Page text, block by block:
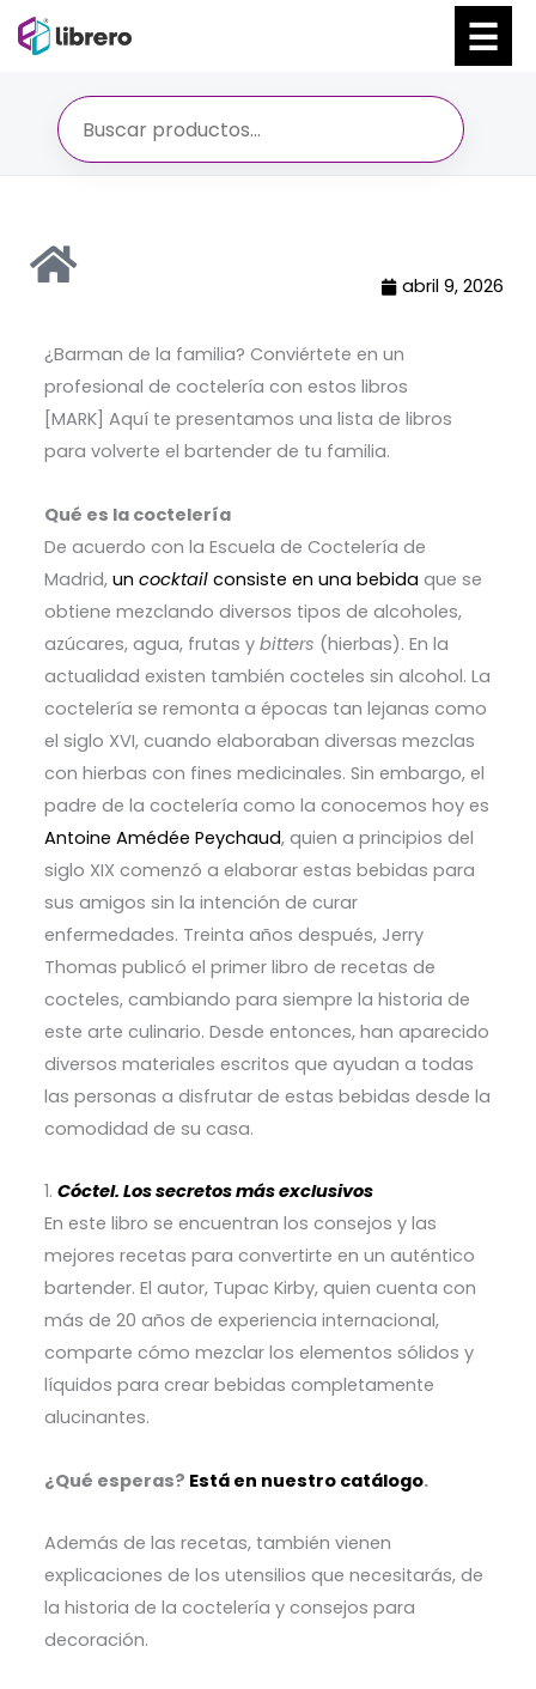
abril 9, 2026
¿Barman de la familia? Conviértete en un
profesional de coctelería con estos libros
[MARK] Aquí te presentamos una lista de libros
para volverte el bartender de tu familia.
Qué es la coctelería
De acuerdo con la Escuela de Coctelería de
Madrid, un cocktailconsiste en una bebida que se
obtiene mezclando diversos tipos de alcoholes,
azúcares, agua, frutas y bitters (hierbas). En la
actualidad existen también cocteles sin alcohol. La
coctelería se remonta a épocas tan lejanas como
el siglo XVI, cuando elaboraban diversas mezclas
con hierbas con fines medicinales. Sin embargo, el
padre de la coctelería como la conocemos hoy es
Antoine Amédée Peychaud, quien a principios del
siglo XIX comenzó a elaborar estas bebidas para
sus amigos sin la intención de curar
enfermedades. Treinta años después, Jerry
Thomas publicó el primer libro de recetas de
cocteles, cambiando para siempre la historia de
este arte culinario. Desde entonces, han aparecido
diversos materiales escritos que ayudan a todas
las personas a disfrutar de estas bebidas desde la
comodidad de su casa.
1. Cóctel. Los secretos más exclusivos
En este libro se encuentran los consejos y las
mejores recetas para convertirte en un auténtico
bartender. El autor, Tupac Kirby, quien cuenta con
más de 20 años de experiencia internacional,
comparte cómo mezclar los elementos sólidos y
líquidos para crear bebidas completamente
alucinantes.
¿Qué esperas? Está en nuestro catálogo.
Además de las recetas, también vienen
explicaciones de los utensilios que necesitarás, de
la historia de la coctelería y consejos para
decoración.